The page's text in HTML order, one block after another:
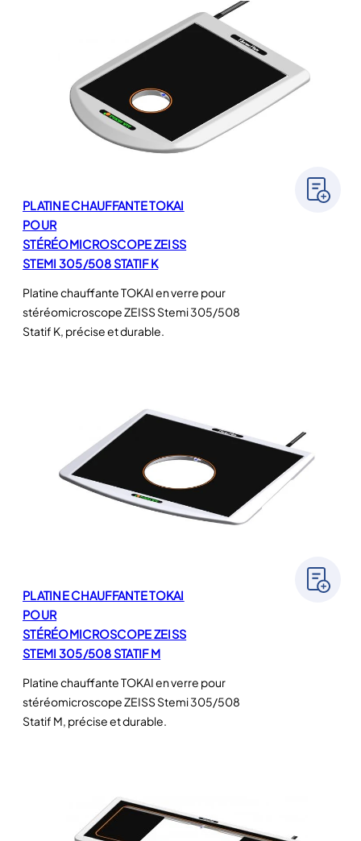
PLATINE CHAUFFANTE TOKAI
POUR
STÉRÉOMICROSCOPE ZEISS
STEMI 305/508 STATIF K
Platine chauffante TOKAI en verre pour
stéréomicroscope ZEISS Stemi 305/508
Statif K, précise et durable.
PLATINE CHAUFFANTE TOKAI
POUR
STÉRÉOMICROSCOPE ZEISS
STEMI 305/508 STATIF M
Platine chauffante TOKAI en verre pour
stéréomicroscope ZEISS Stemi 305/508
Statif M, précise et durable.